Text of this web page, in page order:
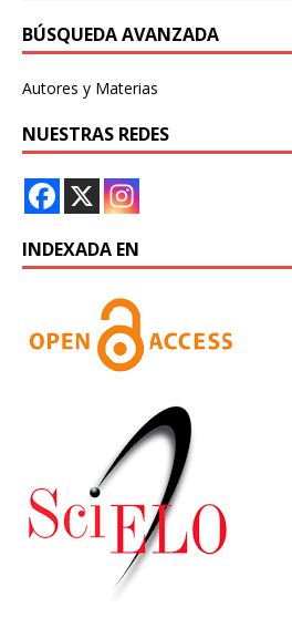
BÚSQUEDA AVANZADA
Autores y Materias
NUESTRAS REDES
INDEXADA EN